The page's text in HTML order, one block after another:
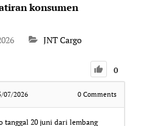
konsumen
JNT Cargo
0
07/2026 0Comments
tanggal 20 juni dari lembang